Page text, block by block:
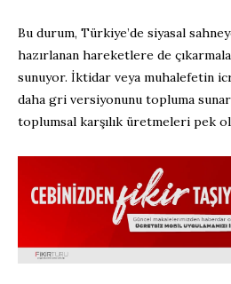
Bu durum, Türkiye’de siyasal
hazırlanan hareketlere de
sunuyor. İktidar veya muhalefetin
daha gri versiyonunu topluma
toplumsal karşılık üretmeleri pek